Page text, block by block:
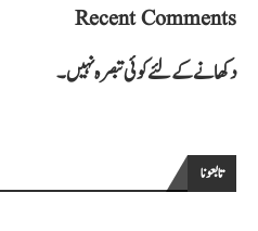
Recent Comments
دکھانے کے لئے کوئی تبصرہ نہیں۔
تابعونا